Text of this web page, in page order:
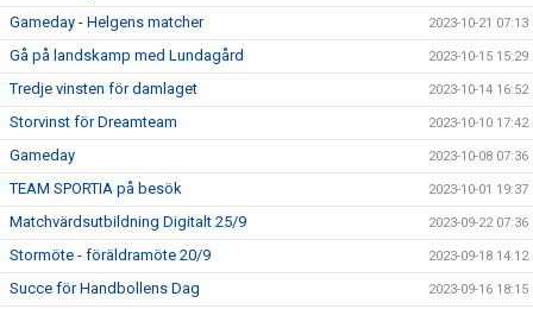
Gameday - Helgens matcher 2023-10-21 07:13
Gå på landskamp med Lundagård 2023-10-15 15:29
Tredje vinsten för damlaget 2023-10-14 16:52
Storvinst för Dreamteam 2023-10-10 17:42
Gameday 2023-10-08 07:36
TEAM SPORTIA på besök 2023-10-01 19:37
Matchvärdsutbildning Digitalt 25/9 2023-09-22 07:36
Stormöte - föräldramöte 20/9 2023-09-18 14:12
Succe för Handbollens Dag 2023-09-16 18:15